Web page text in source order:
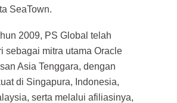
SeaTown.
2009, PS Global telah
sebagai mitra utama Oracle
Asia Tenggara, dengan
di Singapura, Indonesia,
serta melalui afiliasinya,